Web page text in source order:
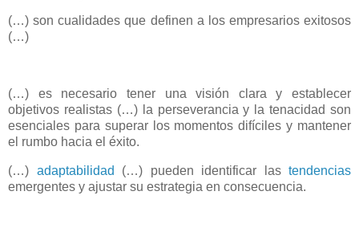
(…) son cualidades que definen a los empresarios exitosos
(…)
(…) es necesario tener una visión clara y establecer
objetivos realistas (…) la perseverancia y la tenacidad son
esenciales para superar los momentos difíciles y mantener
el rumbo hacia el éxito.
(…) adaptabilidad (…) pueden identificar las tendencias
emergentes y ajustar su estrategia en consecuencia.